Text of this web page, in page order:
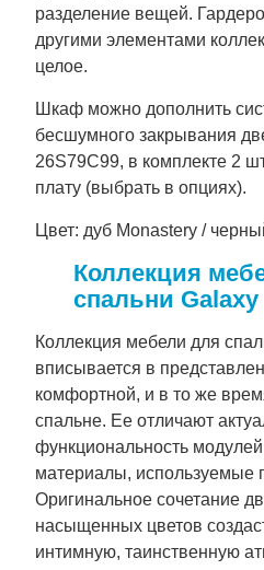
разделение вещей.
другими элементами
целое.
Шкаф можно дополнить
бесшумного закрывания
26S79C99, в комплекте 2
плату (выбрать в опциях).
Цвет: дуб Monastery /
Коллекция
спальни Galaxy
Коллекция мебели для
вписывается в
комфортной, и в то же
спальне. Ее отличают
функциональность
материалы, используемые
Оригинальное сочетание
насыщенных цветов
интимную, таинственную